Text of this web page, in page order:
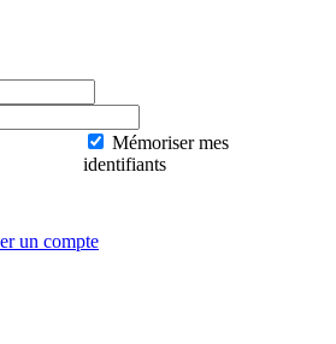
Mémoriser mes
identifiants
un compte